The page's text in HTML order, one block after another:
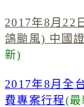
2017年8月22
鴿颱風) 中國
新)
2017年8月全
費專案行程(最